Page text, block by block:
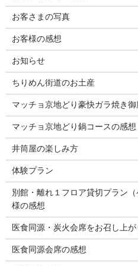
お客さまの写真
お客様の感想
お知らせ
ちりめん街道のお土産
マッチョ京地どり豪快ガラ焼き御
マッチョ京地どり鍋コースの感想
井筒屋の楽しみ方
体験プラン
別館・離れ１フロア貸切プラン
様の感想
医食同源・炭火会席をお召し上
医食同源会席の感想